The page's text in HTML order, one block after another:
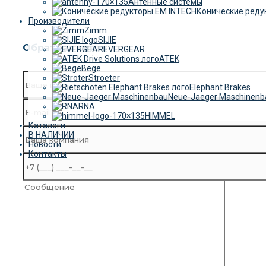
Конические
Производители
Zimm
SIJIE
EVERGEAR
ATEK
Bege
Stroeter
Elephant Brakes
Neue-Jaeger
RNA
HIMMEL
Каталоги
В НАЛИЧИИ
Новости
Контакты
Обратная связь